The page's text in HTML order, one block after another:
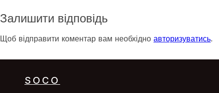
Залишити відповідь
Щоб відправити коментар вам необхідно авторизуватись.
SOCO